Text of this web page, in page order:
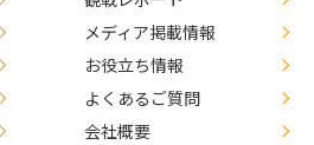
メディア掲載情報
お役立ち情報
よくあるご質問
会社概要